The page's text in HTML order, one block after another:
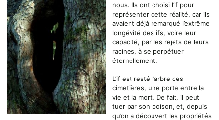
nous. Ils ont choisi l’if pour
représenter cette réalité, car ils
avaient déjà remarqué l’extrême
longévité des ifs, voire leur
capacité, par les rejets de leurs
racines, à se perpétuer
éternellement.
L’if est resté l’arbre des
cimetières, une porte entre la
vie et la mort. De fait, il peut
tuer par son poison, et, depuis
qu’on a découvert les propriétés